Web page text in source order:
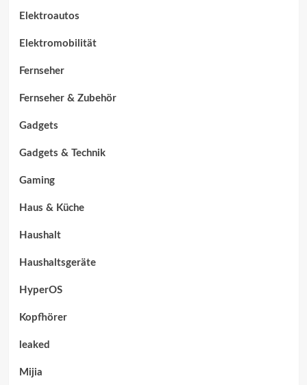
Elektroautos
Elektromobilität
Fernseher
Fernseher & Zubehör
Gadgets
Gadgets & Technik
Gaming
Haus & Küche
Haushalt
Haushaltsgeräte
HyperOS
Kopfhörer
leaked
Mijia